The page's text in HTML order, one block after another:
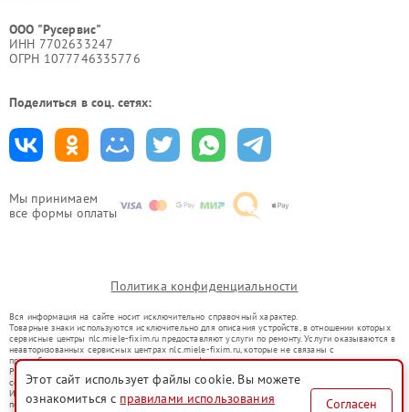
Мы принимаем
все формы оплаты
ООО "Русервис"
ИНН 7702633247
ОГРН 1077746335776
Поделиться в соц. сетях:
Политика конфиденциальности
Вся информация на сайте носит исключительно справочный характер.
Товарные знаки используются исключительно для описания устройств, в отношении которых
сервисные центры nlc.miele-fixim.ru предоставляют услуги по ремонту. Услуги оказываются в
неавторизованных сервисных центрах nlc.miele-fixim.ru, которые не связаны с
правообладателями товарных знаков или их официальными представителями.
Ремонт осуществляется для устройств, уже введенных в гражданский оборот в соответствии
со статьей 1487 ГК РФ.
Использование товарных знаков не преследует цели индивидуализации услуг или введения
потребителей в заблуждение, а служит для информирования о предоставляемых услугах по
Этот сайт использует файлы cookie. Вы можете
ознакомиться с правилами использования
Согласен